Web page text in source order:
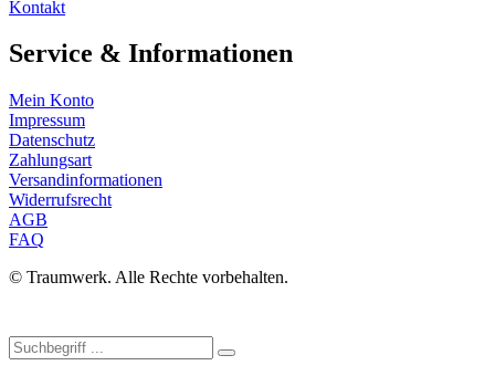
Kontakt
Service & Informationen
Mein Konto
Impressum
Datenschutz
Zahlungsart
Versandinformationen
Widerrufsrecht
AGB
FAQ
© Traumwerk. Alle Rechte vorbehalten.